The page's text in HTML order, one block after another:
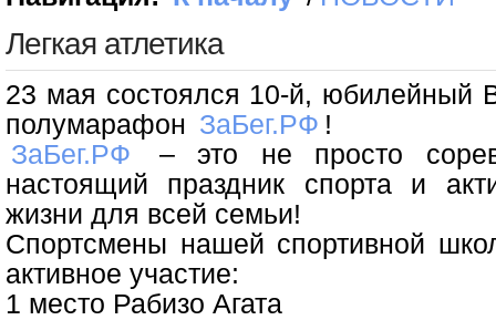
Легкая атлетика
23 мая состоялся 10-й, юбилейный
полумарафон ЗаБег.РФ !
ЗаБег.РФ
– это не просто
настоящий праздник спорта и
жизни для всей семьи!
Спортсмены нашей спортивной
активное участие:
1 место Рабизо Агата